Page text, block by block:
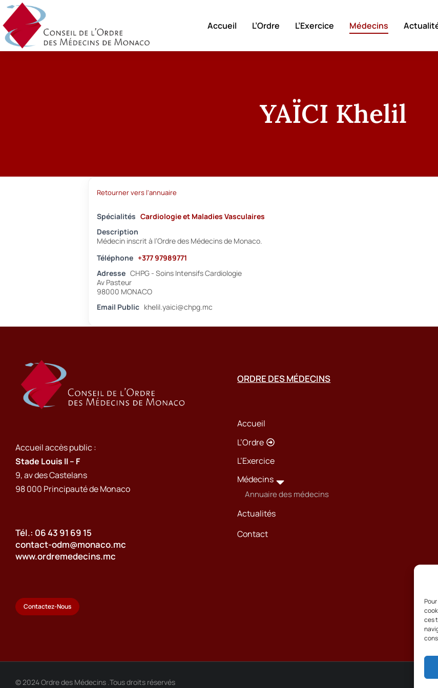
ces
Accueil L’Ordre L’Exercice Médecins
YAÏCI Khelil
Retourner vers l'annuaire
Spécialités Cardiologie et Maladies Vasculaires
Description
Médecin inscrit à l’Ordre des Médecins de Monaco.
Téléphone +377 97989771
Adresse CHPG - Soins Intensifs Cardiologie
Av Pasteur
98000 MONACO
Email Public khelil.yaici@chpg.mc
Accueil accès public :
Stade Louis II – F
9, av des Castelans
98 000 Principauté de Monaco
Tél.: 06 43 91 69 15
contact-odm@monaco.mc
www.ordremedecins.mc
Contactez-Nous
ORDRE DES MÉDECINS
Accueil
L’Ordre
L’Exercice
Médecins
Annuaire des médecins
Actualités
Contact
© 2024 Ordre des Médecins .Tous droits réservés